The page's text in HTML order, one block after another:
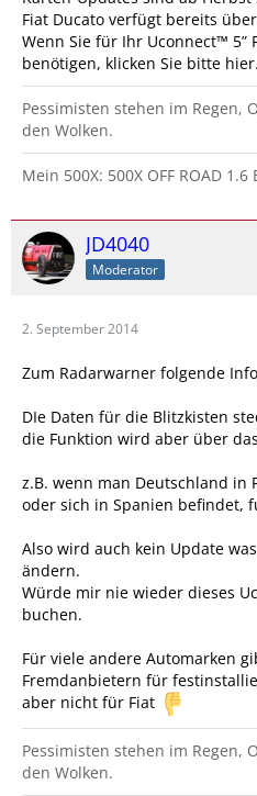
Fiat Ducato verfügt bereits
Wenn Sie für Ihr Uconnect™ 5”
benötigen, klicken Sie bitte hier.
Pessimisten stehen im Regen,
den Wolken.
Mein 500X: 500X OFF ROAD
JD4040
Moderator
2. September 2014
Zum Radarwarner folgende
DIe Daten für die Blitzkisten
die Funktion wird aber über
z.B. wenn man Deutschland in
oder sich in Spanien befindet,
Also wird auch kein Update
ändern.
Würde mir nie wieder dieses
buchen.
Für viele andere Automarken
Fremdanbietern für
aber nicht für Fiat
Pessimisten stehen im Regen,
den Wolken.